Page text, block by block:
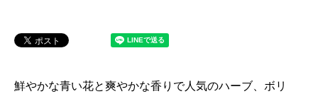
鮮やかな青い花と爽やかな香りで人気のハーブ、ボリ